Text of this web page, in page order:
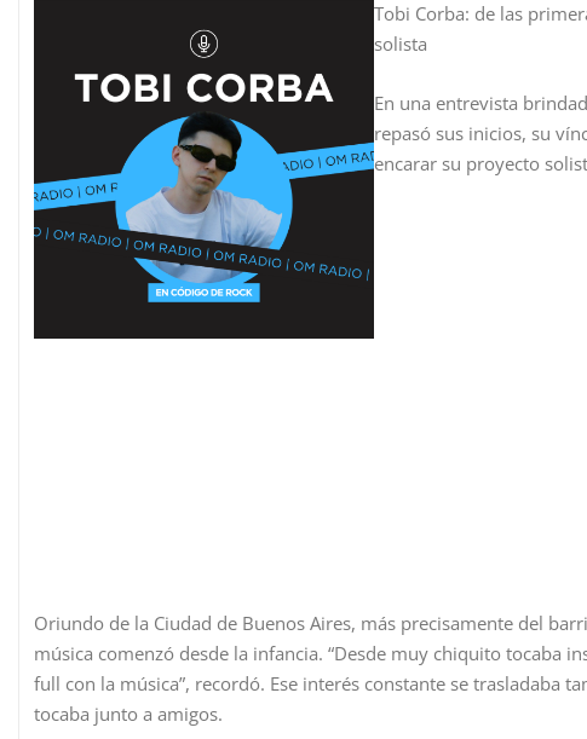
Tobi Corba: de las
solista
En una entrevista
repasó sus inicios, su
encarar su proyecto
Oriundo de la Ciudad de Buenos Aires, más precisamente del
música comenzó desde la infancia. “Desde muy chiquito tocaba
full con la música”, recordó. Ese interés constante se trasladaba
tocaba junto a amigos.